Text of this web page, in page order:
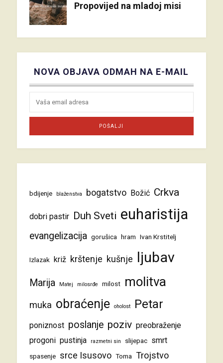
Propovijed na mladoj misi
NOVA OBJAVA ODMAH NA E-MAIL
bdijenje blaženstva bogatstvo Božić Crkva
dobri pastir Duh Sveti euharistija
evangelizacija gorušica hram Ivan Krstitelj
Izlazak križ krštenje kušnje ljubav
Marija Matej milosrđe milost molitva
muka obraćenje oholost Petar
poniznost poslanje poziv preobraženje
progoni pustinja razmetni sin slijepac smrt
spasenje srce Isusovo Toma Trojstvo